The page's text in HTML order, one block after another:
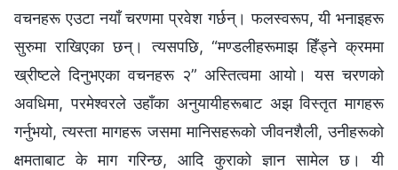
वचनहरू एउटा नयाँ चरणमा प्रवेश गर्छन्। फलस्वरूप, यी भनाइहरू
सुरुमा राखिएका छन्। त्यसपछि, “मण्डलीहरूमाझ हिँड्ने क्रममा
ख्रीष्‍टले दिनुभएका वचनहरू २” अस्तित्वमा आयो। यस चरणको
अवधिमा, परमेश्‍वरले उहाँका अनुयायीहरूबाट अझ विस्तृत मागहरू
गर्नुभयो, त्यस्ता मागहरू जसमा मानिसहरूको जीवनशैली, उनीहरूको
क्षमताबाट के माग गरिन्छ, आदि कुराको ज्ञान सामेल छ। यी